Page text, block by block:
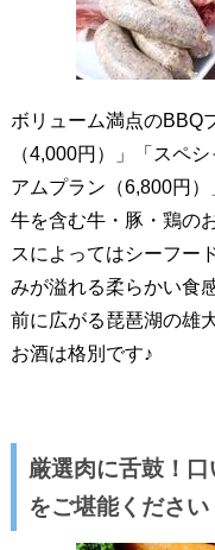
ボリューム満点のBBQ
（4,000円）」「スペ
アムプラン（6,800円
牛を含む牛・豚・鶏の
スによってはシーフー
みが溢れる柔らかい食
前に広がる琵琶湖の雄
お酒は格別です♪
厳選肉に舌鼓！
をご堪能ください